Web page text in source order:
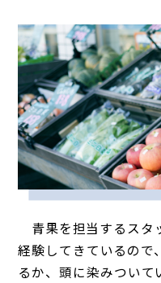
青果を担当するスタ
経験してきているので
るか、頭に染みついて